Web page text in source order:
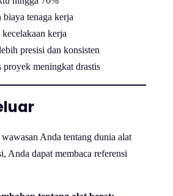
biaya tenaga kerja
kerja
presisi dan konsisten
proyek meningkat drastis
Anda tentang dunia alat
Anda dapat membaca referensi